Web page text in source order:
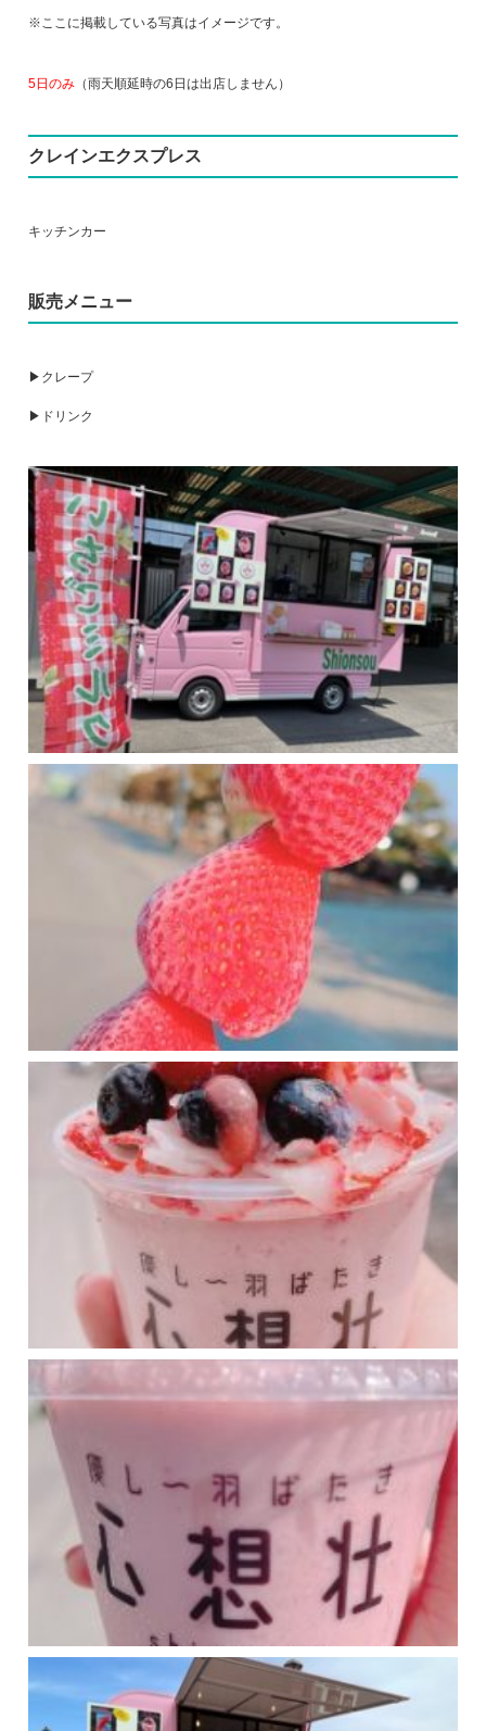
※ここに掲載している写真はイメージです。
5日のみ （雨天順延時の6日は出店しません）
クレインエクスプレス
キッチンカー
販売メニュー
▶クレープ
▶ドリンク